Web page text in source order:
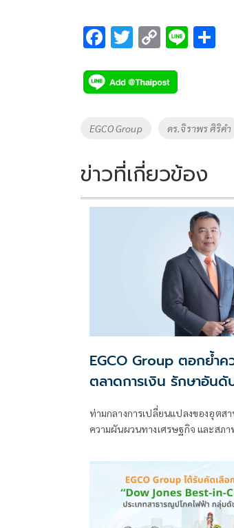
F
e
b
o
k
T
tt
er
C
p
y
Li
k
Li
Tags
EGCO Group ดร.จิราพร ศิริคำ
ข่าวที่เกี่ยวข้อง
EGCO Group ตอกย้ำค
ตลาดการเงิน รักษาอัน
Stable' 3 ปีต่อเนื่อง
ท่ามกลางการเปลี่ยนแปลงของอุตส
ความผันผวนทางเศรษฐกิจ และสภ
Group ยังคงได้รับความเชื่อมั่นจาก ท